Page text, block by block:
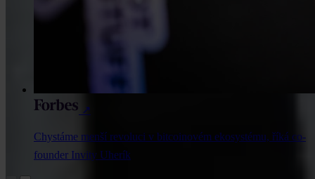
↗
Chystáme menší revoluci v bitcoinovém ekosystému, říká co-
founder Invity Uherík